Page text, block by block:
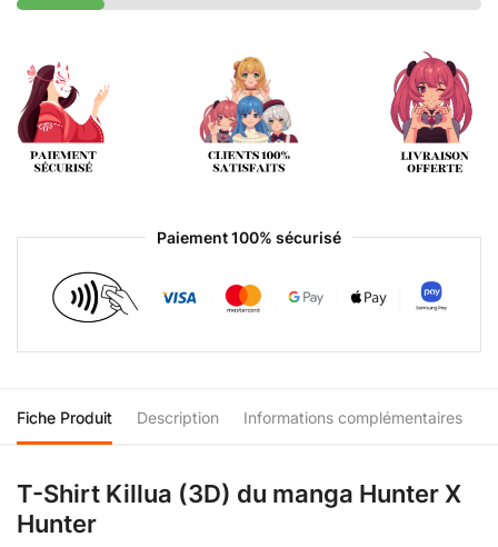
Paiement 100% sécurisé
Fiche Produit Description Informations complémentaires
T-Shirt Killua (3D) du manga Hunter X
Hunter